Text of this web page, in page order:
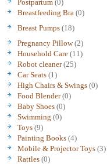
Postpartum (0)
Breastfeeding Bra (0)
Breast Pumps (18)
Pregnancy Pillow(2)
Household Care (11)
Robot cleaner(25)
Car Seats (1)
High Chairs & Swings (0)
Food Blender(0)
Baby Shoes (0)
Swimming (0)
Toys (9)
Painting Books (4)
Mobile & Projector Toys (3)
Rattles (0)